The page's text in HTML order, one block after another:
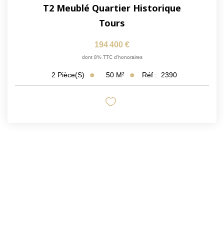
T2 Meublé Quartier Historique
Tours
194 400 €
dont 8% TTC d'honoraires
2 Pièce(s) 50 M² Réf : 2390